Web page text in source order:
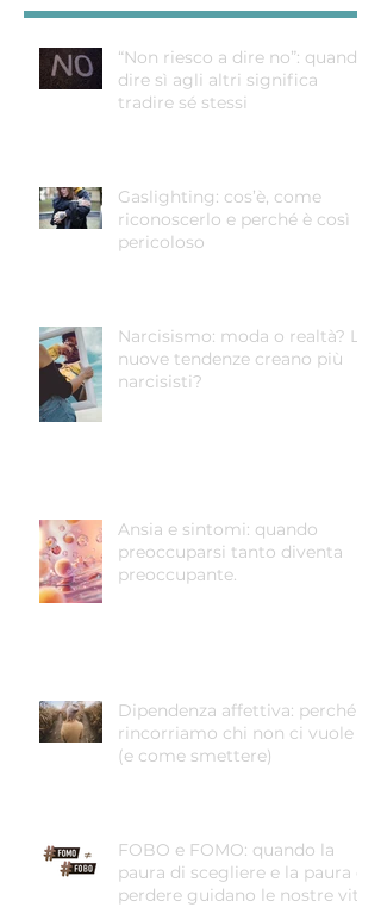
“Non riesco a dire no”: quando
dire sì agli altri significa
tradire sé stessi
Gaslighting: cos’è, come
riconoscerlo e perché è così
pericoloso
Narcisismo: moda o realtà? Le
nuove tendenze creano più
narcisisti?
Ansia e sintomi: quando
preoccuparsi tanto diventa
preoccupante.
Dipendenza affettiva: perché
rincorriamo chi non ci vuole
(e come smettere)
FOBO e FOMO: quando la
paura di scegliere e la paura di
perdere guidano le nostre vite